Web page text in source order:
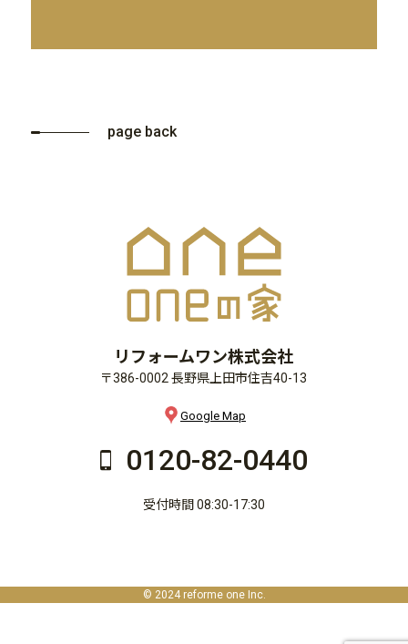
page back
リフォームワン株式会社
〒386-0002 長野県上田市住吉40-13
Google Map
0120-82-0440
受付時間 08:30-17:30
© 2024 reforme one Inc.